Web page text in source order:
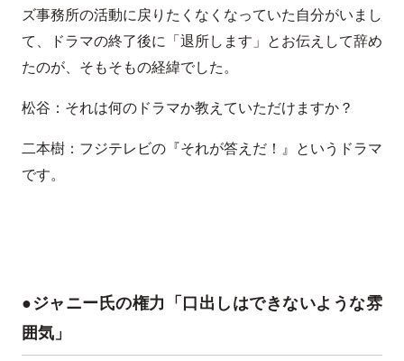
ズ事務所の活動に戻りたくなくなっていた自分がいまし
て、ドラマの終了後に「退所します」とお伝えして辞め
たのが、そもそもの経緯でした。
松谷：それは何のドラマか教えていただけますか？
二本樹：フジテレビの『それが答えだ！』というドラマ
です。
●ジャニー氏の権力「口出しはできないような雰
囲気」